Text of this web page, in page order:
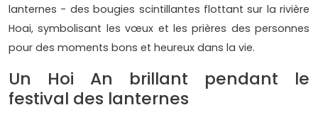
lanternes - des bougies scintillantes flottant sur la rivière
Hoai, symbolisant les vœux et les prières des personnes
pour des moments bons et heureux dans la vie.
Un Hoi An brillant pendant le
festival des lanternes